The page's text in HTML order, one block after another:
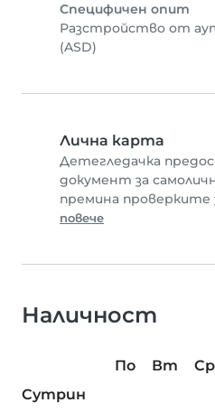
Специфичен опит
Разстройство от
(ASD)
Лична карта
Детегледачка
документ за
премина проверките
повече
Наличност
По Вт Ср
Сутрин